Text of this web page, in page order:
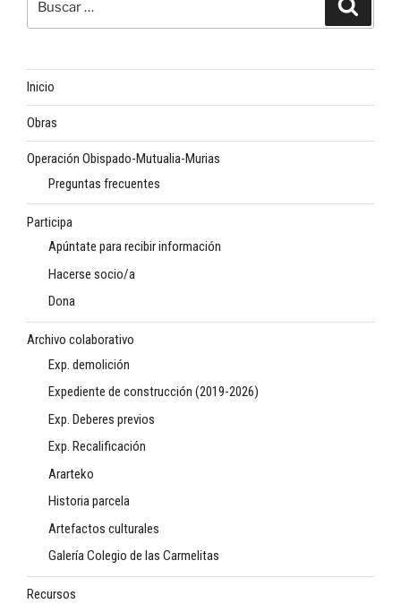
Inicio
Obras
Operación Obispado-Mutualia-Murias
Preguntas frecuentes
Participa
Apúntate para recibir información
Hacerse socio/a
Dona
Archivo colaborativo
Exp. demolición
Expediente de construcción (2019-2026)
Exp. Deberes previos
Exp. Recalificación
Ararteko
Historia parcela
Artefactos culturales
Galería Colegio de las Carmelitas
Recursos